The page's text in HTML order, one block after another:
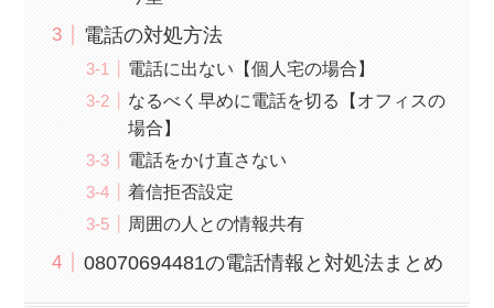
電話の対処方法
電話に出ない【個人宅の場合】
なるべく早めに電話を切る【オフィスの
場合】
電話をかけ直さない
着信拒否設定
周囲の人との情報共有
08070694481の電話情報と対処法まとめ